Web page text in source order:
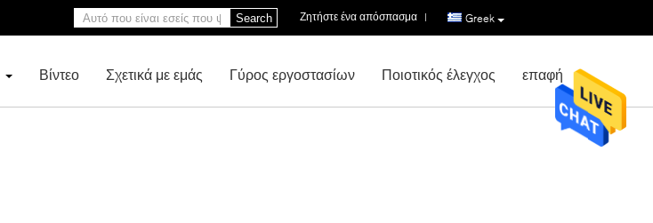
Greek
Ζητήστε ένα απόσπασμα |
Search
Βίντεο Σχετικά με εμάς Γύρος εργοστασίων Ποιοτικός έλεγχος επαφή